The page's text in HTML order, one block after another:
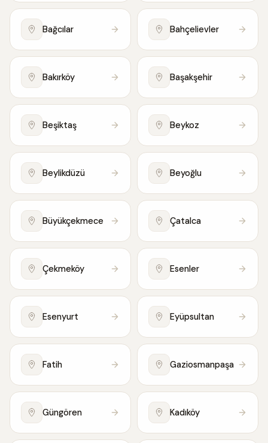
Bağcılar Bahçelievler
Bakırköy Başakşehir
Beşiktaş Beykoz
Beylikdüzü Beyoğlu
Büyükçekmece Çatalca
Çekmeköy Esenler
Esenyurt Eyüpsultan
Fatih Gaziosmanpaşa
Güngören Kadıköy